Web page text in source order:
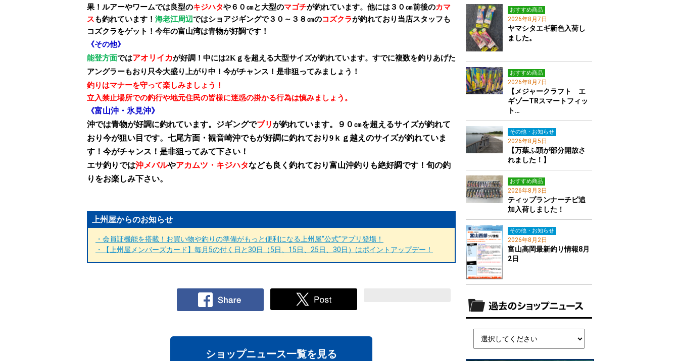
果！ルアーやワームでは良型のキジハタや６０㎝と大型のマゴチが釣れています。他には３０㎝前後のカマ
スも釣れています！ 海老江周辺ではショアジギングで３０～３８㎝のコズクラが釣れており当店スタッフも
コズクラをゲット！今年の富山湾は青物が好調です！
《その他》
能登方面ではアオリイカが好調！中には2K ｇを超える大型サイズが釣れています。すでに複数を釣りあげた
アングラーもおり只今大盛り上がり中！今がチャンス！是非狙ってみましょう！
釣りはマナーを守って楽しみましょう！
立入禁止場所での釣行や地元住民の皆様に迷惑の掛かる行為は慎みましょう。
《富山沖・氷見沖》
沖では青物が好調に釣れています。ジギングでブリが釣れています。９０㎝を超えるサイズが釣れて
おり今が狙い目です。七尾方面・観音崎沖でもが好調に釣れており9 ｋｇ越えのサイズが釣れていま
す！今がチャンス！是非狙ってみて下さい！
エサ釣りでは沖メバルやアカムツ・キジハタなども良く釣れており富山沖釣りも絶好調です！旬の釣
りをお楽しみ下さい。
上州屋からのお知らせ
・会員証機能を搭載！お買い物や釣りの準備がもっと便利になる上州屋“公式”アプリ登場！
・【上州屋メンバーズカード】毎月5の付く日と30日（5日、15日、25日、30日）はポイントアップデー！
ショップニュース一覧を見る
おすすめ商品
2026年8月7日
ヤマシタエギ新色入荷し
ました。
おすすめ商品
2026年8月7日
【メジャークラフト エ
ギゾーTRスマートフィッ
ト…
その他・お知らせ
2026年8月5日
【万葉ふ頭が部分開放さ
れました！】
おすすめ商品
2026年8月3日
ティップランナーチビ追
加入荷しました！
その他・お知らせ
2026年8月2日
富山高岡最新釣り情報8月
2日